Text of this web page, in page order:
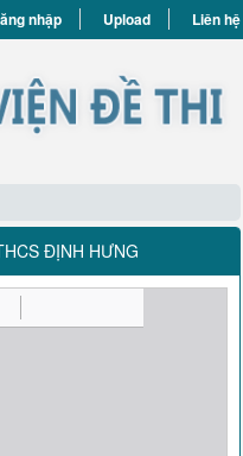
nhập Upload Liên hệ
ĐỊNH HƯNG